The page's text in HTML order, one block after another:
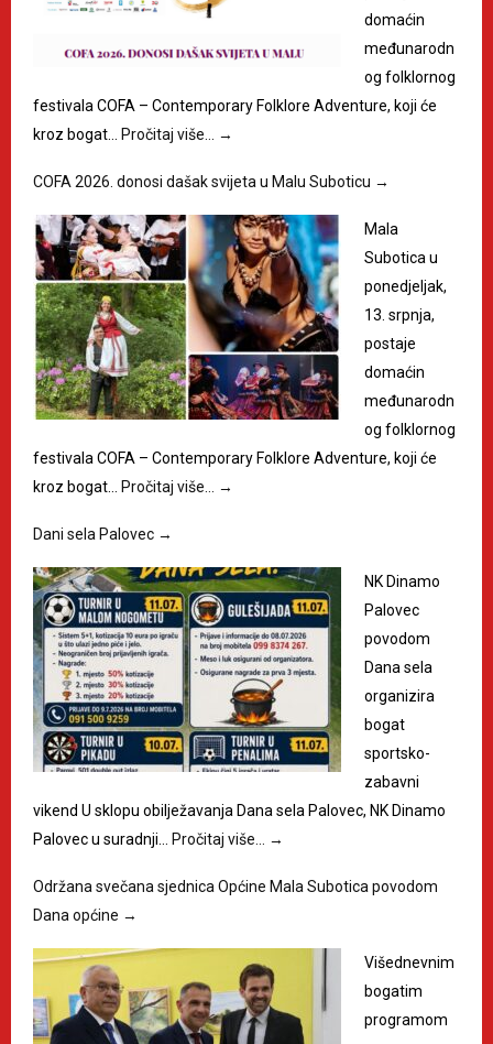
domaćin
međunarodn
og folklornog
festivala COFA – Contemporary Folklore Adventure, koji će
kroz bogat… Pročitaj više… →
COFA 2026. donosi dašak svijeta u Malu Suboticu →
Mala
Subotica u
ponedjeljak,
13. srpnja,
postaje
domaćin
međunarodn
og folklornog
festivala COFA – Contemporary Folklore Adventure, koji će
kroz bogat… Pročitaj više… →
Dani sela Palovec →
NK Dinamo
Palovec
povodom
Dana sela
organizira
bogat
sportsko-
zabavni
vikend U sklopu obilježavanja Dana sela Palovec, NK Dinamo
Palovec u suradnji… Pročitaj više… →
Održana svečana sjednica Općine Mala Subotica povodom
Dana općine →
Višednevnim
bogatim
programom